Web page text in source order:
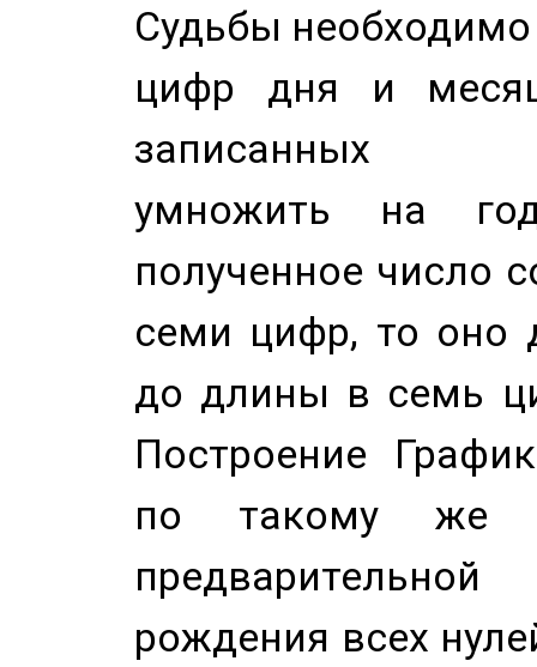
Судьбы
цифр дня и
записанных
умножить на
полученное число
семи цифр, то оно
до длины в семь
Построение
по такому же
рождения всех